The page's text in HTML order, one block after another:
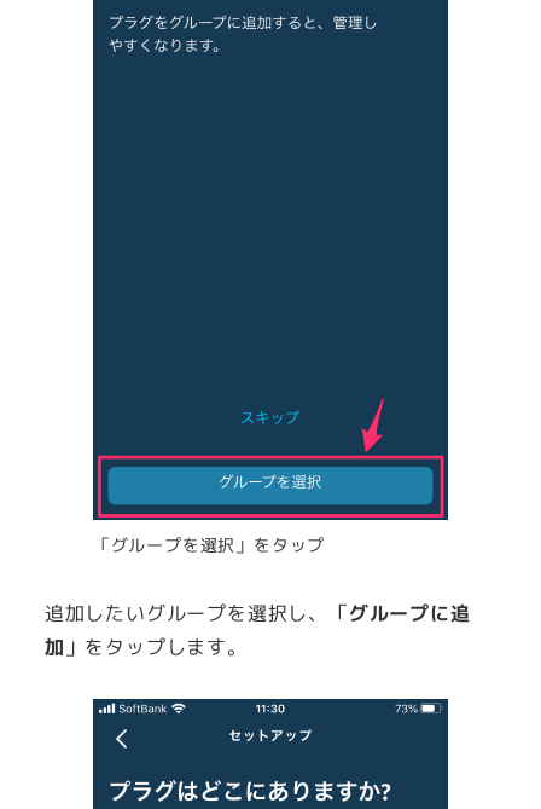
「グループを選択」をタップ
追加したいグループを選択し、「グループに追
加 」をタップします。